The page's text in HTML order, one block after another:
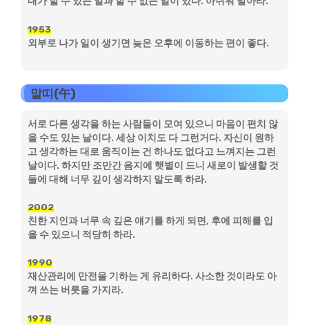
1953
외부로 나가 일이 생기면 늦은 오후에 이동하는 편이 좋다.
말띠(午)
서로 다른 생각을 하는 사람들이 모여 있으니 마음이 편치 않
을 수도 있는 날이다. 세상 이치도 다 그런거다. 자신이 원하
고 생각하는 대로 움직이는 건 하나도 없다고 느껴지는 그런
날이다. 하지만 조만간 음지에 햇볕이 드니 새로이 발생할 것
들에 대해 너무 깊이 생각하지 말도록 하라.
2002
친한 지인과 너무 속 깊은 얘기를 하게 되면, 후에 피해를 입
을 수 있으니 적당히 하라.
1990
재산관리에 만전을 기하는 게 유리하다. 사소한 것이라도 아
껴 쓰는 버릇을 가지라.
1978